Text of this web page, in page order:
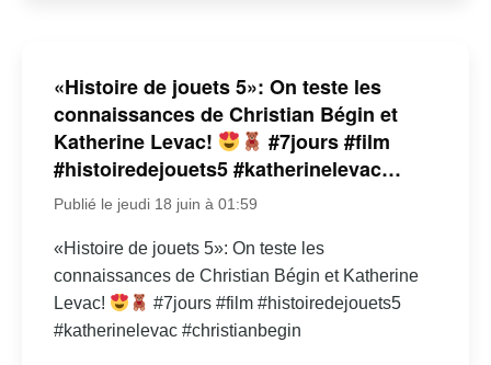
«Histoire de jouets 5»: On teste les
connaissances de Christian Bégin et
Katherine Levac!
#7jours #film
#histoiredejouets5 #katherinelevac…
Publié le jeudi 18 juin à 01:59
«Histoire de jouets 5»: On teste les
connaissances de Christian Bégin et Katherine
Levac!
#7jours #film #histoiredejouets5
#katherinelevac #christianbegin